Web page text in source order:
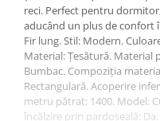
reci. Perfect pentru
aducând un plus de confort
Fir lung. Stil: Modern.
Material: Țesătură. Material
Bumbac. Compoziția
Rectangulară. Acoperire
metru pătrat: 1400. Model:
încălzire prin pardoseală: